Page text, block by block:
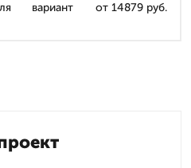
вариант от 14879 руб.